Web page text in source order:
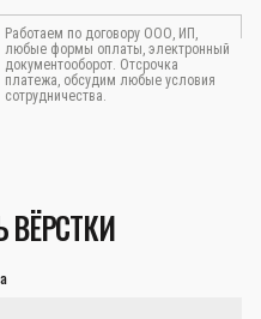
Работаем по договору ООО, ИП,
любые формы оплаты, электронный
документооборот. Отсрочка
платежа, обсудим любые условия
сотрудничества.
ВЁРСТКИ